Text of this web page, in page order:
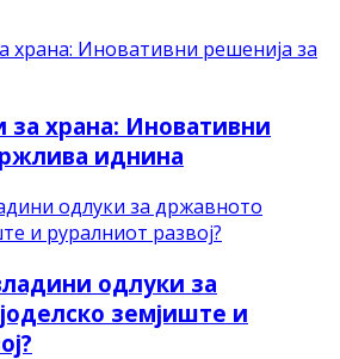
за храна: Иновативни
иднина
одлуки за
земјиште и